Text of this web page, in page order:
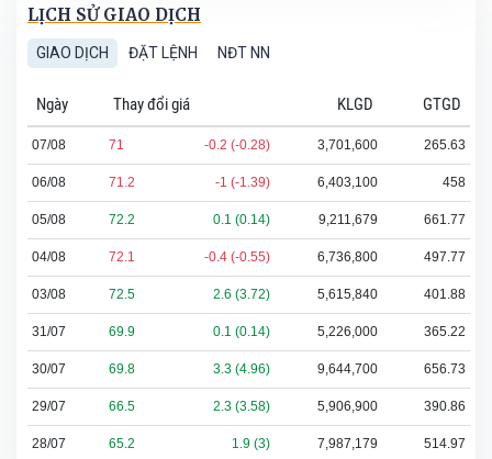
LỊCH SỬ GIAO DỊCH
GIAO DỊCH ĐẶT LỆNH NĐT NN
Ngày Thay đổi giá KLGD GTGD
07/08 71 -0.2 (-0.28) 3,701,600 265.63
06/08 71.2 -1 (-1.39) 6,403,100 458
05/08 72.2 0.1 (0.14) 9,211,679 661.77
04/08 72.1 -0.4 (-0.55) 6,736,800 497.77
03/08 72.5 2.6 (3.72) 5,615,840 401.88
31/07 69.9 0.1 (0.14) 5,226,000 365.22
30/07 69.8 3.3 (4.96) 9,644,700 656.73
29/07 66.5 2.3 (3.58) 5,906,900 390.86
28/07 65.2 1.9 (3) 7,987,179 514.97